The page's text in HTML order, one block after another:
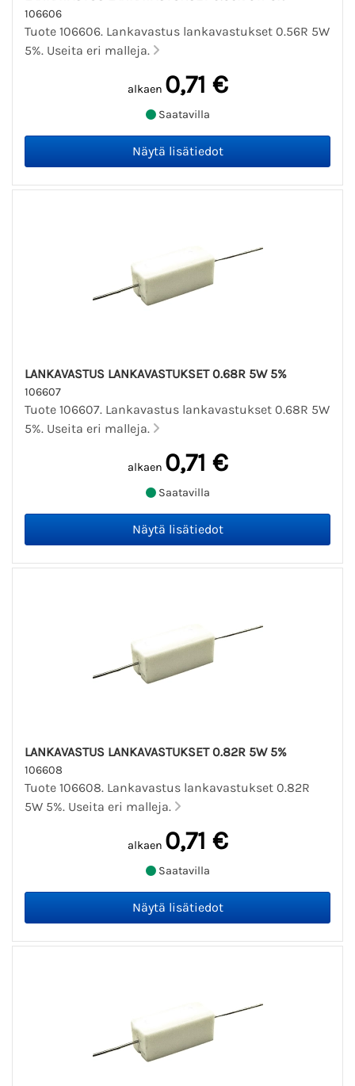
106606
Tuote 106606. Lankavastus lankavastukset 0.56R 5W
5%. Useita eri malleja.
alkaen 0,71 €
Saatavilla
LANKAVASTUS LANKAVASTUKSET 0.68R 5W 5%
106607
Tuote 106607. Lankavastus lankavastukset 0.68R 5W
5%. Useita eri malleja.
alkaen 0,71 €
Saatavilla
LANKAVASTUS LANKAVASTUKSET 0.82R 5W 5%
106608
Tuote 106608. Lankavastus lankavastukset 0.82R
5W 5%. Useita eri malleja.
alkaen 0,71 €
Saatavilla